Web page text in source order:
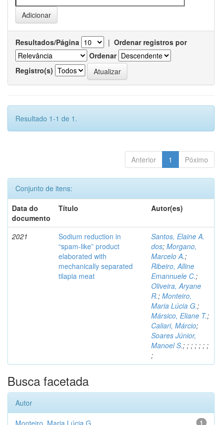
Resultados/Página | Ordenar registros por
Ordenar
Registro(s)
Resultado 1-1 de 1.
Anterior 1 Póximo
Conjunto de itens:
Data do
documento
Título Autor(es)
2021
Sodium reduction in
“spam-like” product
elaborated with
mechanically separated
tilapia meat
Santos, Elaine A.
dos; Morgano,
Marcelo A.;
Ribeiro, Alline
Emannuele C.;
Oliveira, Aryane
R.; Monteiro,
Maria Lúcia G.;
Mársico, Eliane T.;
Caliari, Márcio;
Soares Júnior,
Manoel S.; ; ; ; ; ; ;
;
Busca facetada
Autor
1